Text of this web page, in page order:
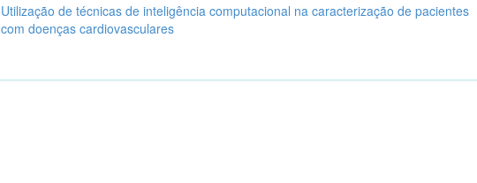
Utilização de técnicas de inteligência computacional na caracterização de pacientes
com doenças cardiovasculares